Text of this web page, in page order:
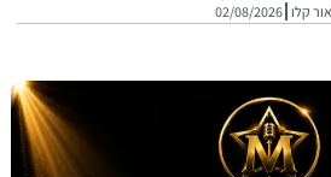
02/08/2026